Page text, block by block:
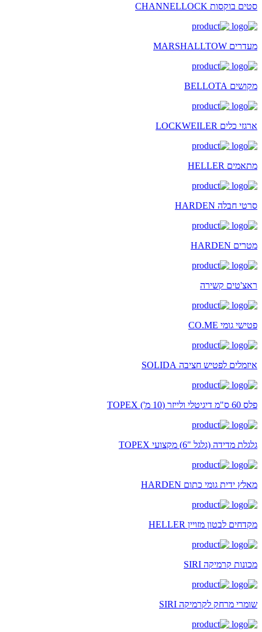
סטים בוקסות CHANNELLOCK
מעדרים MARSHALLTOW
מקושים BELLOTA
ארגזי כלים LOCKWEILER
מתאמים HELLER
סרטי חבלה HARDEN
מטרים HARDEN
ראצ'טים קשירה
פטישי גומי CO.ME
איזמלים לפטיש חציבה SOLIDA
פלס 60 ס"מ דיגיטלי ולייזר (10 מ') TOPEX
גלגלת מדידה (גלגל "6) מקצועי TOPEX
מאלץ ידית גומי כתום HARDEN
מקדחים לבטון מזויין HELLER
מכונות קרמיקה SIRI
שומרי מרחק לקרמיקה SIRI